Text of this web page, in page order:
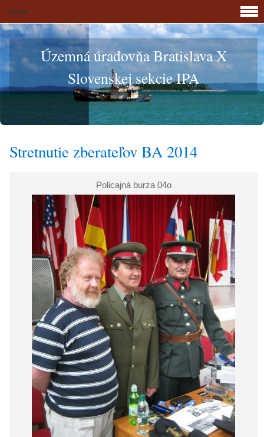
Územná úradovňa Bratislava X
Slovenskej sekcie IPA
Stretnutie zberateľov BA 2014
Policajná burza 04o
Menu